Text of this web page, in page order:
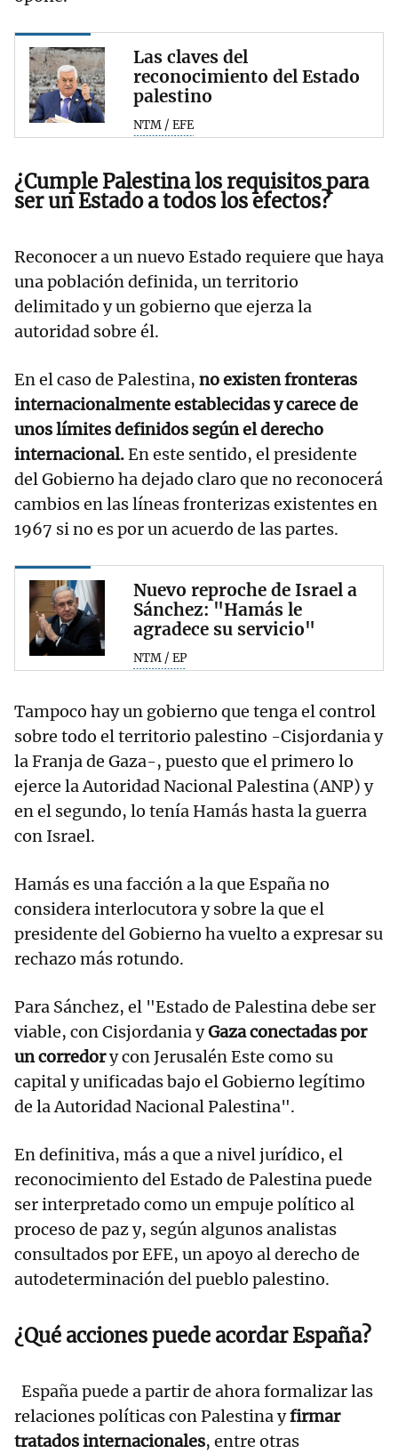
Las claves del
reconocimiento del Estado
palestino
NTM / EFE
¿Cumple Palestina los requisitos para
ser un Estado a todos los efectos?
Reconocer a un nuevo Estado requiere que haya
una población definida, un territorio
delimitado y un gobierno que ejerza la
autoridad sobre él.
En el caso de Palestina, no existen fronteras
internacionalmente establecidas y carece de
unos límites definidos según el derecho
internacional.En este sentido, el presidente
del Gobierno ha dejado claro que no reconocerá
cambios en las líneas fronterizas existentes en
1967 si no es por un acuerdo de las partes.
Nuevo reproche de Israel a
Sánchez: "Hamás le
agradece su servicio"
NTM / EP
Tampoco hay un gobierno que tenga el control
sobre todo el territorio palestino -Cisjordania y
la Franja de Gaza-, puesto que el primero lo
ejerce la Autoridad Nacional Palestina (ANP) y
en el segundo, lo tenía Hamás hasta la guerra
con Israel.
Hamás es una facción a la que España no
considera interlocutora y sobre la que el
presidente del Gobierno ha vuelto a expresar su
rechazo más rotundo.
Para Sánchez, el "Estado de Palestina debe ser
viable, con Cisjordania yGaza conectadas por
un corredory con Jerusalén Este como su
capital y unificadas bajo el Gobierno legítimo
de la Autoridad Nacional Palestina".
En definitiva, más a que a nivel jurídico, el
reconocimiento del Estado de Palestina puede
ser interpretado como un empuje político al
proceso de paz y, según algunos analistas
consultados por EFE, un apoyo al derecho de
autodeterminación del pueblo palestino.
¿Qué acciones puede acordar España?
España puede a partir de ahora formalizar las
relaciones políticas con Palestina yfirmar
tratados internacionales, entre otras